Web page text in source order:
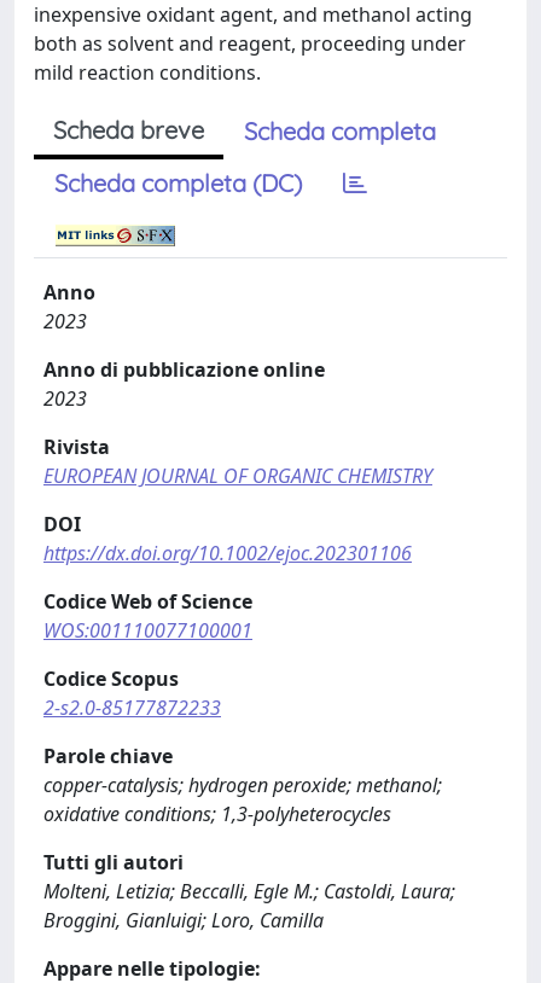
inexpensive oxidant agent, and methanol acting
both as solvent and reagent, proceeding under
mild reaction conditions.
Scheda breve
Scheda completa
Scheda completa (DC)
Anno
2023
Anno di pubblicazione online
2023
Rivista
EUROPEAN JOURNAL OF ORGANIC CHEMISTRY
DOI
https://dx.doi.org/10.1002/ejoc.202301106
Codice Web of Science
WOS:001110077100001
Codice Scopus
2-s2.0-85177872233
Parole chiave
copper-catalysis; hydrogen peroxide; methanol;
oxidative conditions; 1,3-polyheterocycles
Tutti gli autori
Molteni, Letizia; Beccalli, Egle M.; Castoldi, Laura;
Broggini, Gianluigi; Loro, Camilla
Appare nelle tipologie: